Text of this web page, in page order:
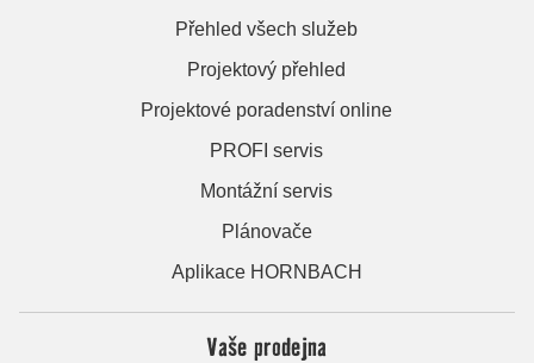
Přehled všech služeb
Projektový přehled
Projektové poradenství online
PROFI servis
Montážní servis
Plánovače
Aplikace HORNBACH
Vaše prodejna